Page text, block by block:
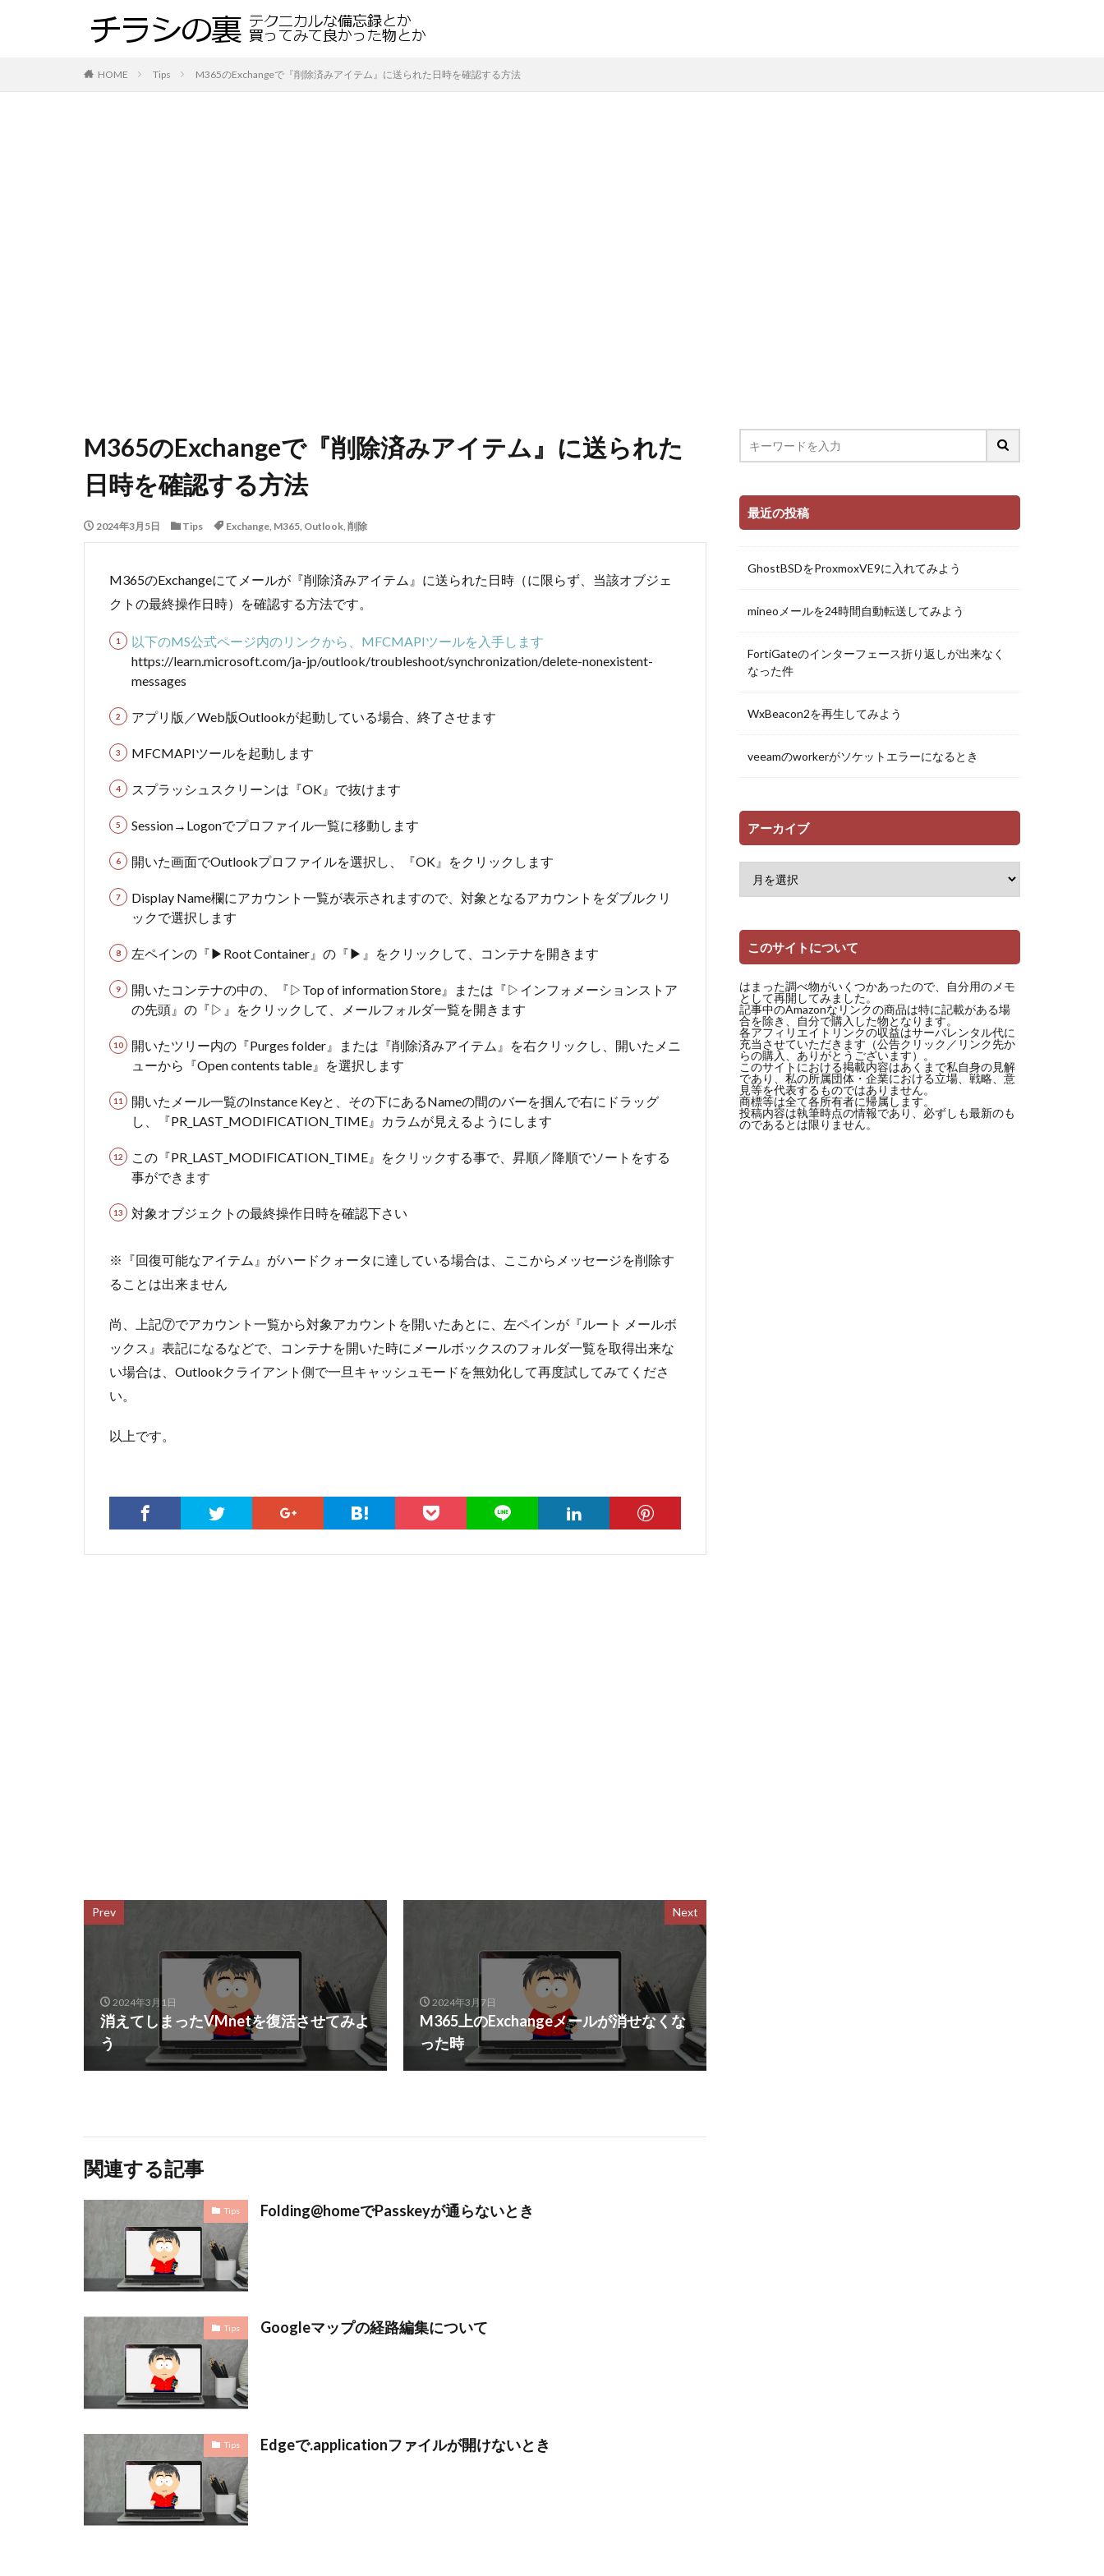
HOME Tips M365のExchangeで『削除済みアイテム』に送られた日時を確認する方法
M365のExchangeで『削除済みアイテム』に送られた
日時を確認する方法
2024年3月5日 Tips Exchange, M365, Outlook, 削除
M365のExchangeにてメールが『削除済みアイテム』に送られた日時（に限らず、当該オブジェ
クトの最終操作日時）を確認する方法です。
以下のMS公式ページ内のリンクから、MFCMAPIツールを入手します
https://learn.microsoft.com/ja-jp/outlook/troubleshoot/synchronization/delete-nonexistent-
messages
アプリ版／Web版Outlookが起動している場合、終了させます
MFCMAPIツールを起動します
スプラッシュスクリーンは『OK』で抜けます
Session→Logonでプロファイル一覧に移動します
開いた画面でOutlookプロファイルを選択し、『OK』をクリックします
Display Name欄にアカウント一覧が表示されますので、対象となるアカウントをダブルクリ
ックで選択します
左ペインの『▶Root Container』の『▶』をクリックして、コンテナを開きます
開いたコンテナの中の、『▷Top of information Store』または『▷インフォメーションストア
の先頭』の『▷』をクリックして、メールフォルダ一覧を開きます
開いたツリー内の『Purges folder』または『削除済みアイテム』を右クリックし、開いたメニ
ューから『Open contents table』を選択します
開いたメール一覧のInstance Keyと、その下にあるNameの間のバーを掴んで右にドラッグ
し、『PR_LAST_MODIFICATION_TIME』カラムが見えるようにします
この『PR_LAST_MODIFICATION_TIME』をクリックする事で、昇順／降順でソートをする
事ができます
対象オブジェクトの最終操作日時を確認下さい
※『回復可能なアイテム』がハードクォータに達している場合は、ここからメッセージを削除す
ることは出来ません
尚、上記⑦でアカウント一覧から対象アカウントを開いたあとに、左ペインが『ルート メールボ
ックス』表記になるなどで、コンテナを開いた時にメールボックスのフォルダ一覧を取得出来な
い場合は、Outlookクライアント側で一旦キャッシュモードを無効化して再度試してみてくださ
い。
以上です。
Prev
2024年3月1日
消えてしまったVMnetを復活させてみよ
う
Next
2024年3月7日
M365上のExchangeメールが消せなくな
った時
関連する記事
Tips Folding@homeでPasskeyが通らないとき
Tips Googleマップの経路編集について
Tips Edgeで.applicationファイルが開けないとき
最近の投稿
GhostBSDをProxmoxVE9に入れてみよう
mineoメールを24時間自動転送してみよう
FortiGateのインターフェース折り返しが出来なく
なった件
WxBeacon2を再生してみよう
veeamのworkerがソケットエラーになるとき
アーカイブ
このサイトについて
はまった調べ物がいくつかあったので、自分用のメモ
として再開してみました。
記事中のAmazonなリンクの商品は特に記載がある場
合を除き、自分で購入した物となります。
各アフィリエイトリンクの収益はサーバレンタル代に
充当させていただきます（公告クリック／リンク先か
らの購入、ありがとうございます）。
このサイトにおける掲載内容はあくまで私自身の見解
であり、私の所属団体・企業における立場、戦略、意
見等を代表するものではありません。
商標等は全て各所有者に帰属します。
投稿内容は執筆時点の情報であり、必ずしも最新のも
のであるとは限りません。